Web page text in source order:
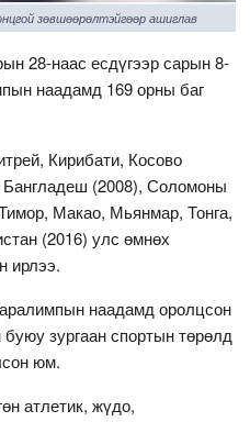
зөвшөөрөлтэйгөөр ашиглав
28-наас есдүгээр сарын 8-
наадамд 169 орны баг
Кирибати, Косово
(2008), Соломоны
Макао, Мьянмар, Тонга,
(2016) улс өмнөх
ирлээ.
наадамд оролцсон
зургаан спортын төрөлд
юм.
атлетик, жүдо,